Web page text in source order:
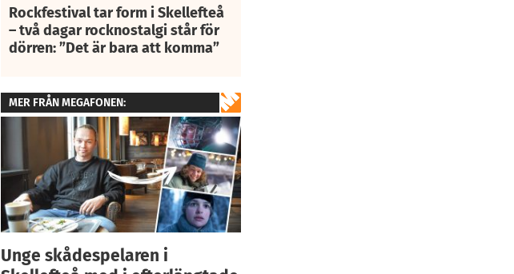
Rockfestival tar form i Skellefteå
– två dagar rocknostalgi står för
dörren: ”Det är bara att komma”
MER FRÅN MEGAFONEN:
Unge skådespelaren i